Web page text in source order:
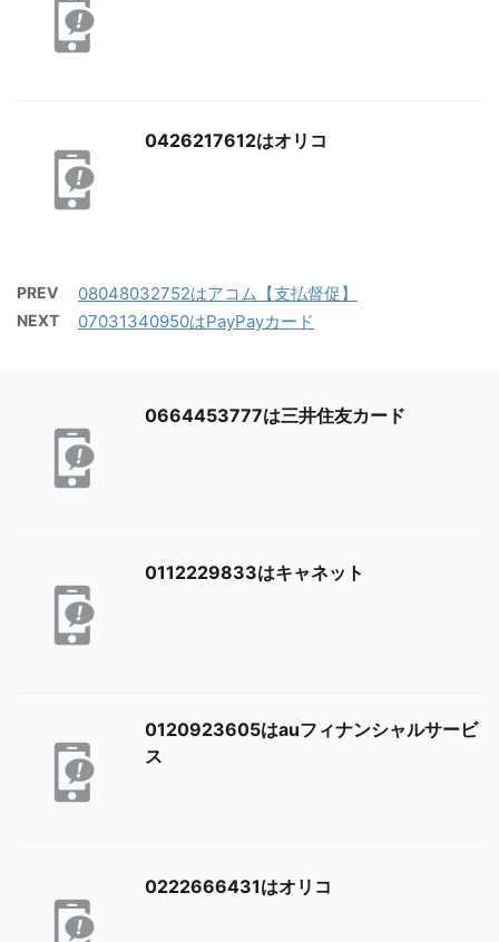
0426217612はオリコ
PREV 08048032752はアコム【支払督促】
NEXT 07031340950はPayPayカード
0664453777は三井住友カード
0112229833はキャネット
0120923605はauフィナンシャルサービ
ス
0222666431はオリコ